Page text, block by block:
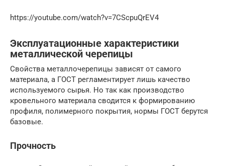
https://youtube.com/watch?v=7CScpuQrEV4
Эксплуатационные характеристики
металлической черепицы
Свойства металлочерепицы зависят от самого
материала, а ГОСТ регламентирует лишь качество
используемого сырья. Но так как производство
кровельного материала сводится к формированию
профиля, полимерного покрытия, нормы ГОСТ берутся
базовые.
Прочность